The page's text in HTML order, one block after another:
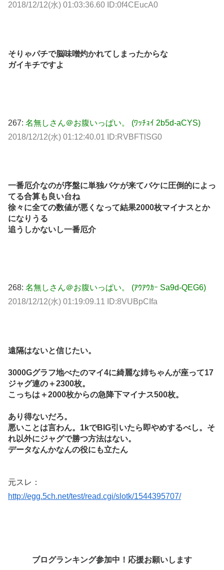
2018/12/12(水) 01:03:36.60 ID:0f4CEucA0
そりゃパチで脳味噌灼かれてしまったからな
ガイキチですよ
267: 名無しさん＠お腹いっぱい。 (ﾜｯﾁｮｲ 2b5d-aCYS)
2018/12/12(水) 01:12:40.01 ID:RVBFTlSG0
一番厄介なのが序盤に単独バケが来てバケに圧倒的によっ
てる合算も良い台ね
徐々に全ての数値が悪くなって結果2000枚マイナスとか
になりうる
追うしかないし一番厄介
268: 名無しさん＠お腹いっぱい。 (ｱｳｱｳｶｰ Sa9d-QEG6)
2018/12/12(水) 01:19:09.11 ID:8VUBpCIfa
遠隔はないと信じたい。
3000Gグラフ地べたのマイ4に綺麗な姉ちゃんが座って17
ジャグ連の＋2300枚。
こっちは＋2000枚からの急降下マイナス500枚。
あり得ないだろ。
悪いことは言わん。1kでBIG引いたら即やめするべし。そ
れ以外にジャグで勝つ方法はない。
データなんかなんの役にも立たん
元スレ：
http://egg.5ch.net/test/read.cgi/slotk/1544395707/
ブログランキング参加中！応援お願いします